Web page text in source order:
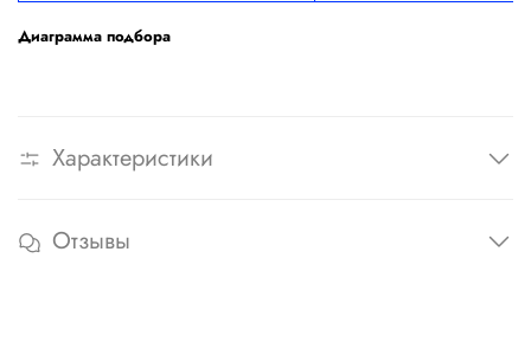
Диаграмма подбора
Характеристики
Отзывы